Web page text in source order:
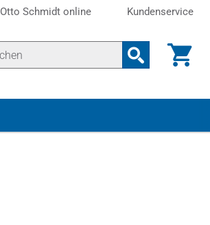
Otto Schmidt online Kundenservice